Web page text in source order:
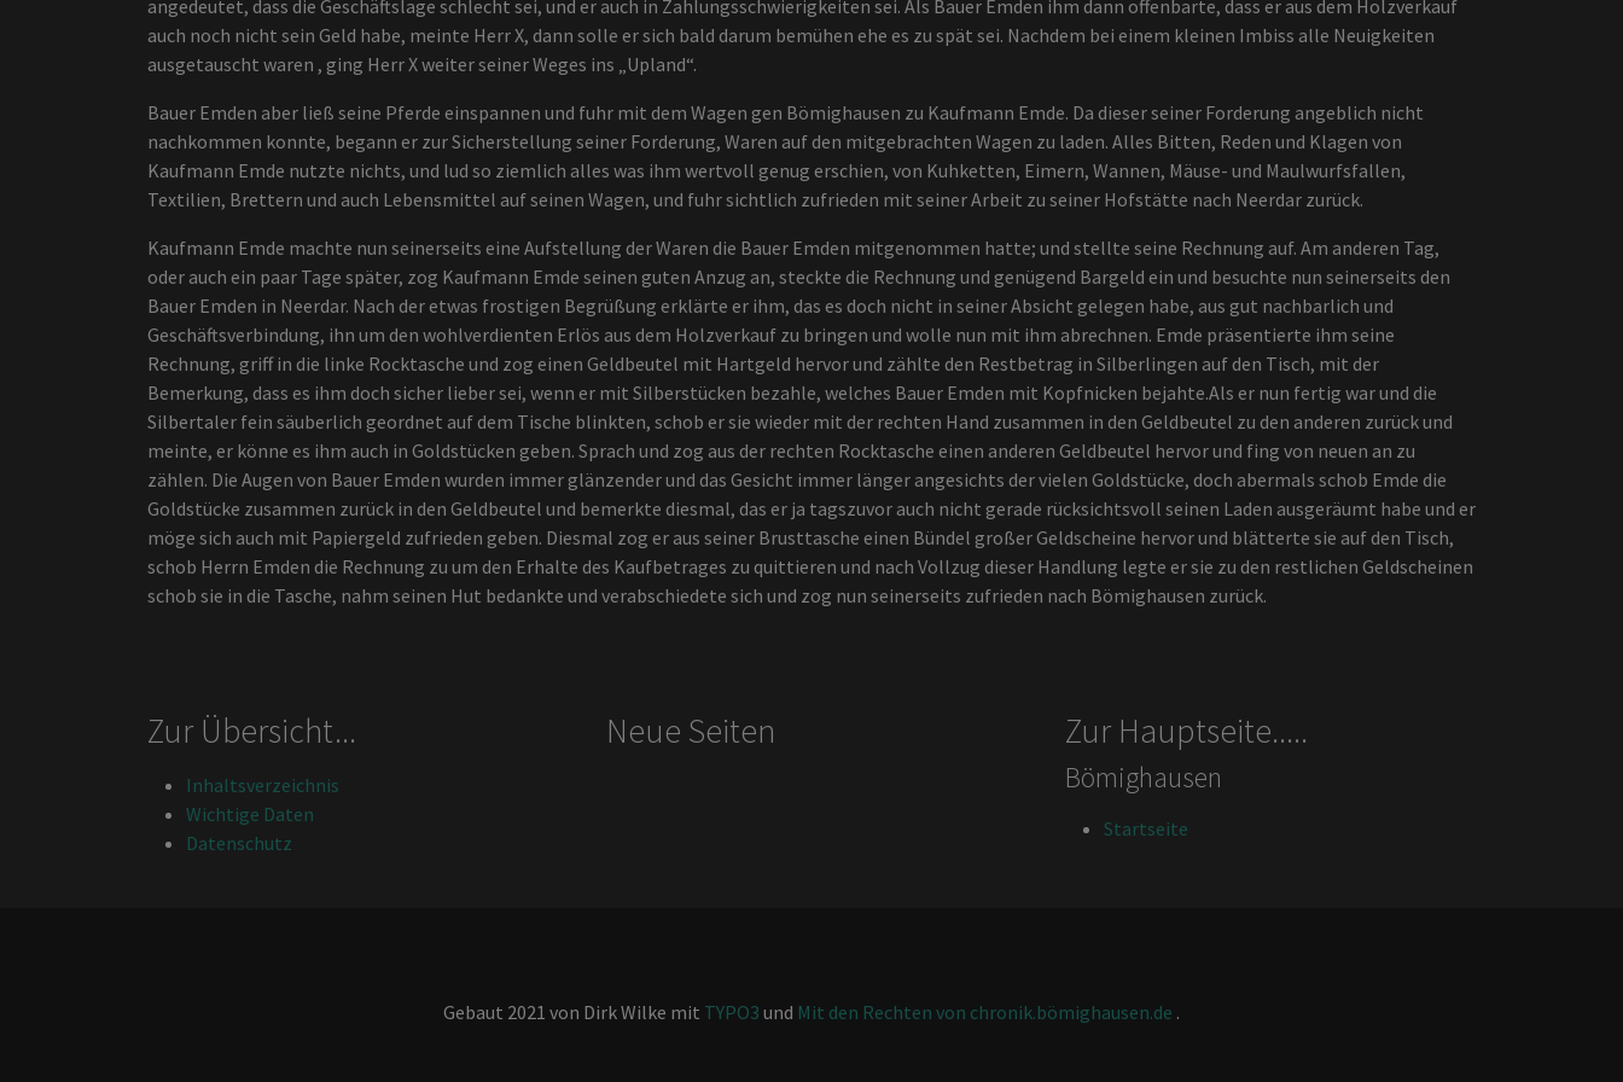
angedeutet, dass die Geschäftslage schlecht sei, und er auch in Zahlungsschwierigkeiten sei. Als Bauer Emden ihm dann offenbarte, dass er aus dem Holzverkauf
auch noch nicht sein Geld habe, meinte Herr X, dann solle er sich bald darum bemühen ehe es zu spät sei. Nachdem bei einem kleinen Imbiss alle Neuigkeiten
ausgetauscht waren , ging Herr X weiter seiner Weges ins „Upland“.
Bauer Emden aber ließ seine Pferde einspannen und fuhr mit dem Wagen gen Bömighausen zu Kaufmann Emde. Da dieser seiner Forderung angeblich nicht
nachkommen konnte, begann er zur Sicherstellung seiner Forderung, Waren auf den mitgebrachten Wagen zu laden. Alles Bitten, Reden und Klagen von
Kaufmann Emde nutzte nichts, und lud so ziemlich alles was ihm wertvoll genug erschien, von Kuhketten, Eimern, Wannen, Mäuse- und Maulwurfsfallen,
Textilien, Brettern und auch Lebensmittel auf seinen Wagen, und fuhr sichtlich zufrieden mit seiner Arbeit zu seiner Hofstätte nach Neerdar zurück.
Kaufmann Emde machte nun seinerseits eine Aufstellung der Waren die Bauer Emden mitgenommen hatte; und stellte seine Rechnung auf. Am anderen Tag,
oder auch ein paar Tage später, zog Kaufmann Emde seinen guten Anzug an, steckte die Rechnung und genügend Bargeld ein und besuchte nun seinerseits den
Bauer Emden in Neerdar. Nach der etwas frostigen Begrüßung erklärte er ihm, das es doch nicht in seiner Absicht gelegen habe, aus gut nachbarlich und
Geschäftsverbindung, ihn um den wohlverdienten Erlös aus dem Holzverkauf zu bringen und wolle nun mit ihm abrechnen. Emde präsentierte ihm seine
Rechnung, griff in die linke Rocktasche und zog einen Geldbeutel mit Hartgeld hervor und zählte den Restbetrag in Silberlingen auf den Tisch, mit der
Bemerkung, dass es ihm doch sicher lieber sei, wenn er mit Silberstücken bezahle, welches Bauer Emden mit Kopfnicken bejahte.Als er nun fertig war und die
Silbertaler fein säuberlich geordnet auf dem Tische blinkten, schob er sie wieder mit der rechten Hand zusammen in den Geldbeutel zu den anderen zurück und
meinte, er könne es ihm auch in Goldstücken geben. Sprach und zog aus der rechten Rocktasche einen anderen Geldbeutel hervor und fing von neuen an zu
zählen. Die Augen von Bauer Emden wurden immer glänzender und das Gesicht immer länger angesichts der vielen Goldstücke, doch abermals schob Emde die
Goldstücke zusammen zurück in den Geldbeutel und bemerkte diesmal, das er ja tagszuvor auch nicht gerade rücksichtsvoll seinen Laden ausgeräumt habe und er
möge sich auch mit Papiergeld zufrieden geben. Diesmal zog er aus seiner Brusttasche einen Bündel großer Geldscheine hervor und blätterte sie auf den Tisch,
schob Herrn Emden die Rechnung zu um den Erhalte des Kaufbetrages zu quittieren und nach Vollzug dieser Handlung legte er sie zu den restlichen Geldscheinen
schob sie in die Tasche, nahm seinen Hut bedankte und verabschiedete sich und zog nun seinerseits zufrieden nach Bömighausen zurück.
Zur Übersicht...
Inhaltsverzeichnis
Wichtige Daten
Datenschutz
Neue Seiten Zur Hauptseite.....
Bömighausen
Startseite
Gebaut 2021 von Dirk Wilke mit TYPO3 und Mit den Rechten von chronik.bömighausen.de .